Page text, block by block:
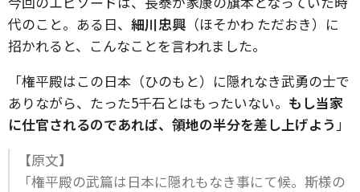
代のこと。ある日、 細川忠興 （ほそかわ ただおき）に
招かれると、こんなことを言われました。
「権平殿はこの日本（ひのもと）に隠れなき武勇の士で
ありながら、たった5千石とはもったいない。 もし当家
に仕官されるのであれば、領地の半分を差し上げよう」
【原文】
「権平殿の武篇は日本に隠れもなき事にて候。斯様の